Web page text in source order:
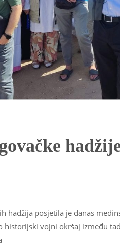
hadžija posjetila je danas
historijski vojni okršaj između